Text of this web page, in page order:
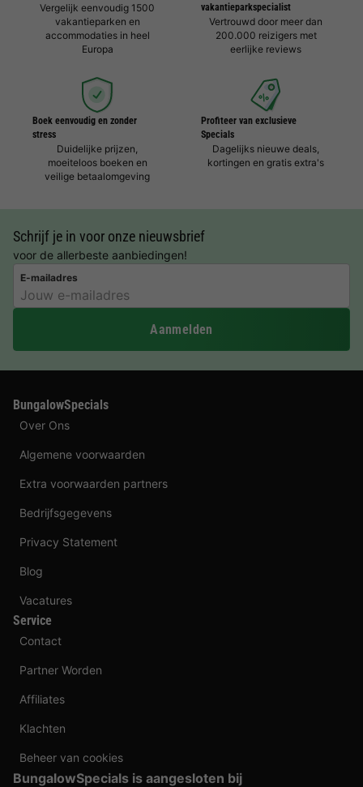
Vergelijk eenvoudig 1500
vakantieparken en
accommodaties in heel
Europa
vakantieparkspecialist
Vertrouwd door meer dan
200.000 reizigers met
eerlijke reviews
Boek eenvoudig en zonder
stress
Duidelijke prijzen,
moeiteloos boeken en
veilige betaalomgeving
Profiteer van exclusieve
Specials
Dagelijks nieuwe deals,
kortingen en gratis extra's
Schrijf je in voor onze nieuwsbrief
voor de allerbeste aanbiedingen!
E-mailadres
Aanmelden
BungalowSpecials
Over Ons
Algemene voorwaarden
Extra voorwaarden partners
Bedrijfsgegevens
Privacy Statement
Blog
Vacatures
Service
Contact
Partner Worden
Affiliates
Klachten
Beheer van cookies
BungalowSpecials is aangesloten bij